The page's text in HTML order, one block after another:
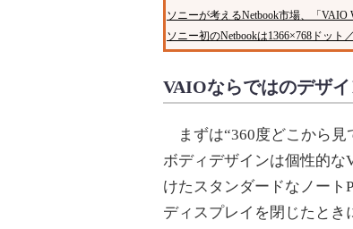
ソニーが考えるNetbook市場、「VAIO
ソニー初のNetbookは1366×768ドッ
VAIOならではのデザ
まずは“360度どこから見
ボディデザインは個性的な
けたスタンダードなノート
ディスプレイを閉じたとき